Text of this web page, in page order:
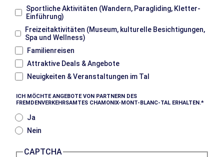
Sportliche Aktivitäten (Wandern, Paragliding, Kletter-
Einführung)
Freizeitaktivitäten (Museum, kulturelle Besichtigungen,
Spa und Wellness)
Familienreisen
Attraktive Deals & Angebote
Neuigkeiten & Veranstaltungen im Tal
ICH MÖCHTE ANGEBOTE VON PARTNERN DES
FREMDENVERKEHRSAMTES CHAMONIX-MONT-BLANC-TAL ERHALTEN.
Ja
Nein
CAPTCHA